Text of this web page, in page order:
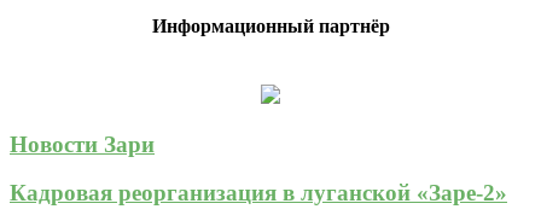
Информационный партнёр
Новости Зари
Кадровая реорганизация в луганской «Заре-2»